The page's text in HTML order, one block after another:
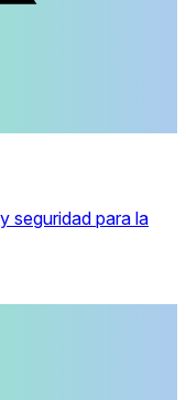
seguridad para la